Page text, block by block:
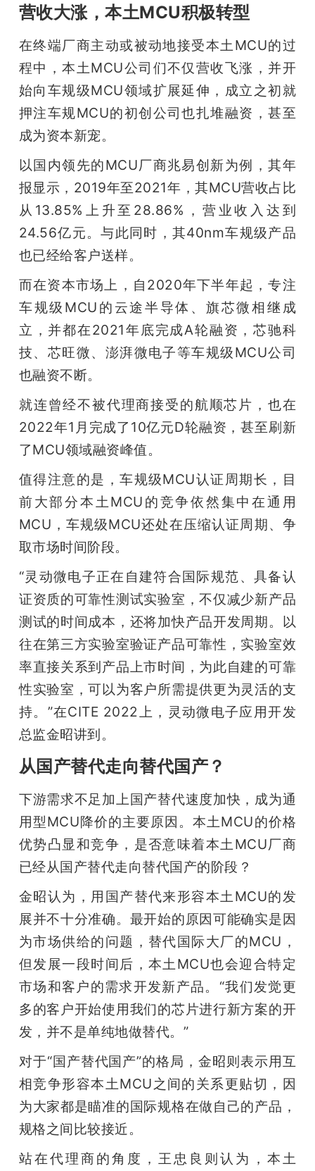
营收大涨，本土MCU积极转型
在终端厂商主动或被动地接受本土MCU的过
程中，本土MCU公司们不仅营收飞涨，并开
始向车规级MCU领域扩展延伸，成立之初就
押注车规MCU的初创公司也扎堆融资，甚至
成为资本新宠。
以国内领先的MCU厂商兆易创新为例，其年
报显示，2019年至2021年，其MCU营收占比
从13.85%上升至28.86%，营业收入达到
24.56亿元。与此同时，其40nm车规级产品
也已经给客户送样。
而在资本市场上，自2020年下半年起，专注
车规级MCU的云途半导体、旗芯微相继成
立，并都在2021年底完成A轮融资，芯驰科
技、芯旺微、澎湃微电子等车规级MCU公司
也融资不断。
就连曾经不被代理商接受的航顺芯片，也在
2022年1月完成了10亿元D轮融资，甚至刷新
了MCU领域融资峰值。
值得注意的是，车规级MCU认证周期长，目
前大部分本土MCU的竞争依然集中在通用
MCU，车规级MCU还处在压缩认证周期、争
取市场时间阶段。
“灵动微电子正在自建符合国际规范、具备认
证资质的可靠性测试实验室，不仅减少新产品
测试的时间成本，还将加快产品开发周期。以
往在第三方实验室验证产品可靠性，实验室效
率直接关系到产品上市时间，为此自建的可靠
性实验室，可以为客户所需提供更为灵活的支
持。”在CITE 2022上，灵动微电子应用开发
总监金昭讲到。
从国产替代走向替代国产？
下游需求不足加上国产替代速度加快，成为通
用型MCU降价的主要原因。本土MCU的价格
优势凸显和竞争，是否意味着本土MCU厂商
已经从国产替代走向替代国产的阶段？
金昭认为，用国产替代来形容本土MCU的发
展并不十分准确。最开始的原因可能确实是因
为市场供给的问题，替代国际大厂的MCU，
但发展一段时间后，本土MCU也会迎合特定
市场和客户的需求开发新产品。“我们发觉更
多的客户开始使用我们的芯片进行新方案的开
发，并不是单纯地做替代。”
对于“国产替代国产”的格局，金昭则表示用互
相竞争形容本土MCU之间的关系更贴切，因
为大家都是瞄准的国际规格在做自己的产品，
规格之间比较接近。
站在代理商的角度，王忠良则认为，本土